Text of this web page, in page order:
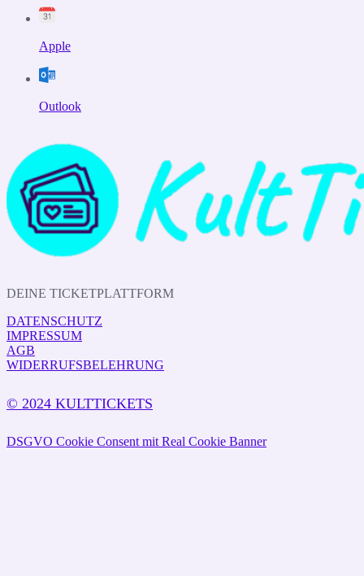
Apple
Outlook
DEINE TICKETPLATTFORM
DATENSCHUTZ
IMPRESSUM
AGB
WIDERRUFSBELEHRUNG
© 2024 KULTTICKETS
DSGVO Cookie Consent mit Real Cookie Banner